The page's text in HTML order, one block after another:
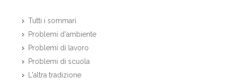
Tutti i sommari
Problemi d'ambiente
Problemi di lavoro
Problemi di scuola
L'altra tradizione